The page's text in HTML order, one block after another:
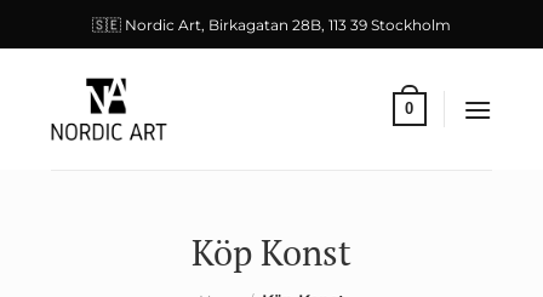
to
🇸🇪 Nordic Art, Birkagatan 28B, 113 39 Stockholm
0
Köp Konst